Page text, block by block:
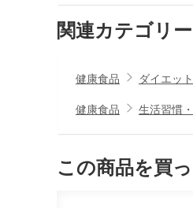
関連カテゴリー
健康食品 ダイエッ
健康食品
生活習慣
この商品を買